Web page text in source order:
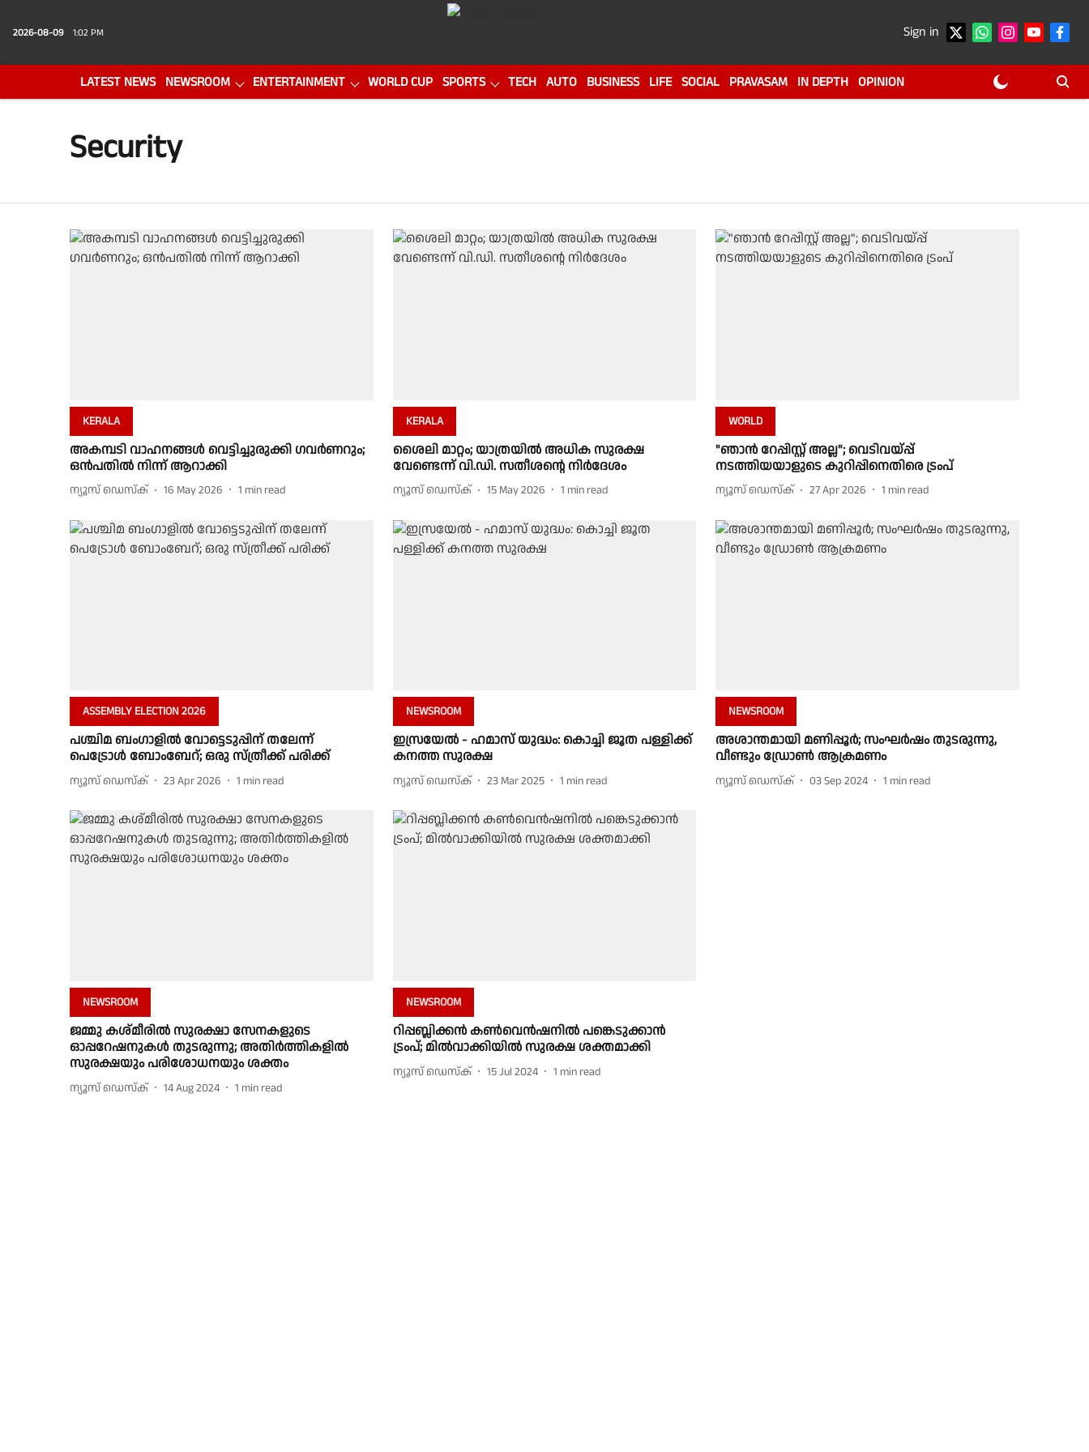
2026-08-09 1:02 PM Sign in
LATEST NEWS NEWSROOM ENTERTAINMENT WORLD CUP SPORTS TECH AUTO BUSINESS LIFE SOCIAL PRAVASAM IN DEPTH OPINION
Security
KERALA
അകമ്പടി വാഹനങ്ങൾ വെട്ടിച്ചുരുക്കി ഗവർണറും;
ഒൻപതിൽ നിന്ന് ആറാക്കി
ന്യൂസ് ഡെസ്ക് 16 May 2026 1 min read
KERALA
ശൈലി മാറ്റം; യാത്രയിൽ അധിക സുരക്ഷ
വേണ്ടെന്ന് വി.ഡി. സതീശൻ്റെ നിർദേശം
ന്യൂസ് ഡെസ്ക് 15 May 2026 1 min read
WORLD
"ഞാൻ റേപ്പിസ്റ്റ് അല്ല"; വെടിവയ്പ്പ്
നടത്തിയയാളുടെ കുറിപ്പിനെതിരെ ട്രംപ്
ന്യൂസ് ഡെസ്ക് 27 Apr 2026 1 min read
ASSEMBLY ELECTION 2026
പശ്ചിമ ബംഗാളിൽ വോട്ടെടുപ്പിന് തലേന്ന്
പെട്രോൾ ബോംബേറ്; ഒരു സ്ത്രീക്ക് പരിക്ക്
ന്യൂസ് ഡെസ്ക് 23 Apr 2026 1 min read
NEWSROOM
ഇസ്രയേൽ - ഹമാസ് യുദ്ധം: കൊച്ചി ജൂത പള്ളിക്ക്
കനത്ത സുരക്ഷ
ന്യൂസ് ഡെസ്ക് 23 Mar 2025 1 min read
NEWSROOM
അശാന്തമായി മണിപ്പൂർ; സംഘർഷം തുടരുന്നു,
വീണ്ടും ഡ്രോൺ ആക്രമണം
ന്യൂസ് ഡെസ്ക് 03 Sep 2024 1 min read
NEWSROOM
ജമ്മു കശ്മീരിൽ സുരക്ഷാ സേനകളുടെ
ഓപ്പറേഷനുകൾ തുടരുന്നു; അതിർത്തികളിൽ
സുരക്ഷയും പരിശോധനയും ശക്തം
ന്യൂസ് ഡെസ്ക് 14 Aug 2024 1 min read
NEWSROOM
റിപ്പബ്ലിക്കൻ കൺവെൻഷനിൽ പങ്കെടുക്കാൻ
ട്രംപ്; മിൽവാക്കിയിൽ സുരക്ഷ ശക്തമാക്കി
ന്യൂസ് ഡെസ്ക് 15 Jul 2024 1 min read